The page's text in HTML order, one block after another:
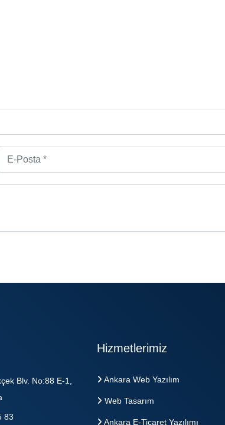
Blv. No:88 E-1,
83
Hizmetlerimiz
Ankara Web Yazılım
Web Tasarım
Ankara E-Ticaret Yazılımı